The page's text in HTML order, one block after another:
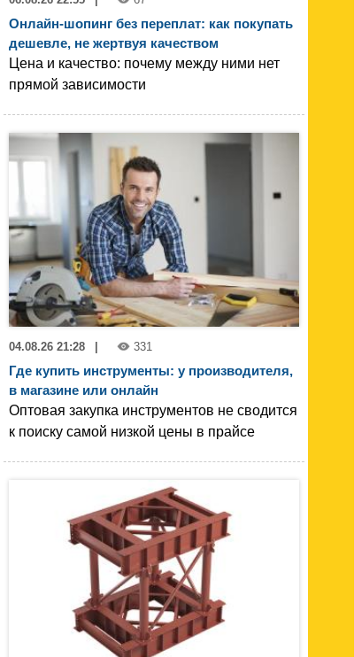
Онлайн-шопинг без переплат: как покупать
дешевле, не жертвуя качеством
Цена и качество: почему между ними нет
прямой зависимости
04.08.26 21:28 331
Где купить инструменты: у производителя,
в магазине или онлайн
Оптовая закупка инструментов не сводится
к поиску самой низкой цены в прайсе